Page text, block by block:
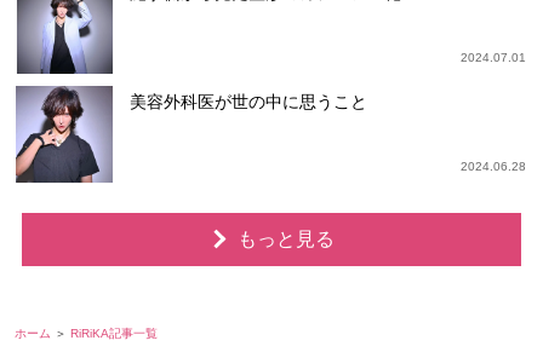
2024.07.01
美容外科医が世の中に思うこと
2024.06.28
もっと見る
ホーム RiRiKA記事一覧